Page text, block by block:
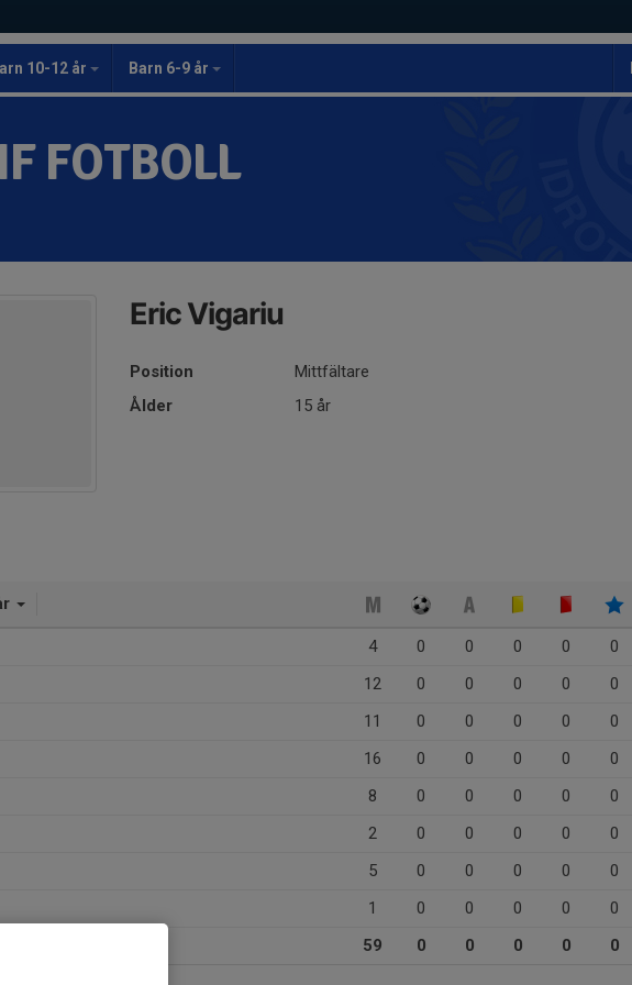
10-12 år Barn 6-9 år
FOTBOLL
Eric Vigariu
Position
Mittfältare
Ålder
15 år
4 0 0 0 0 0
12 0 0 0 0 0
11 0 0 0 0 0
16 0 0 0 0 0
8 0 0 0 0 0
2 0 0 0 0 0
5 0 0 0 0 0
1 0 0 0 0 0
59 0 0 0 0 0